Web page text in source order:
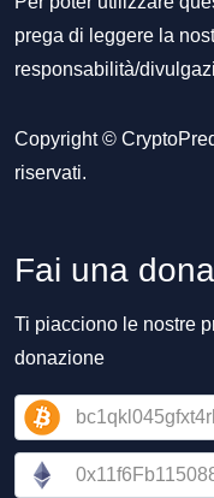
prega di leggere la
responsabilità/
Copyright ©
riservati.
Fai una
Ti piacciono le nostre
donazione